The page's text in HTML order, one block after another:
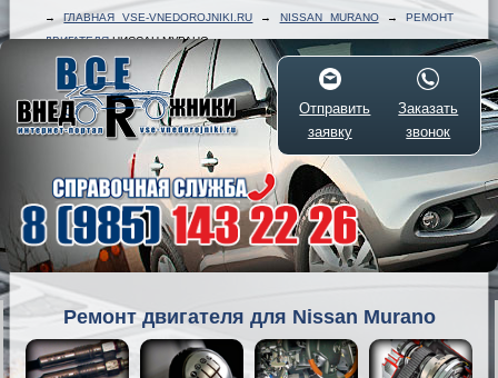
→ГЛАВНАЯ VSE-VNEDOROJNIKI.RU → NISSAN MURANO→ РЕМОНТ
ДВИГАТЕЛЯНИССАН МУРАНО
Отправить
заявку
Заказать
звонок
Ремонт двигателя для Nissan Murano